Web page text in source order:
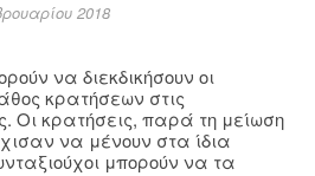
2018
να διεκδικήσουν οι
κρατήσεων στις
Οι κρατήσεις, παρά τη μείωση
να μένουν στα ίδια
μπορούν να τα